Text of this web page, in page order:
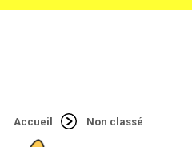
Accueil Non classé